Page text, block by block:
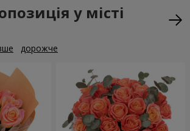
у місті
дорожче